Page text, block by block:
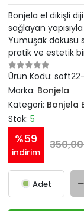
Bonjela el dikişli
sağlayan
Yumuşak dokusu
pratik ve estetik
Ürün Kodu:
Marka: Bonjela
Kategori: Bonjela
Stok: 5
%59
indirim
350,00
Adet